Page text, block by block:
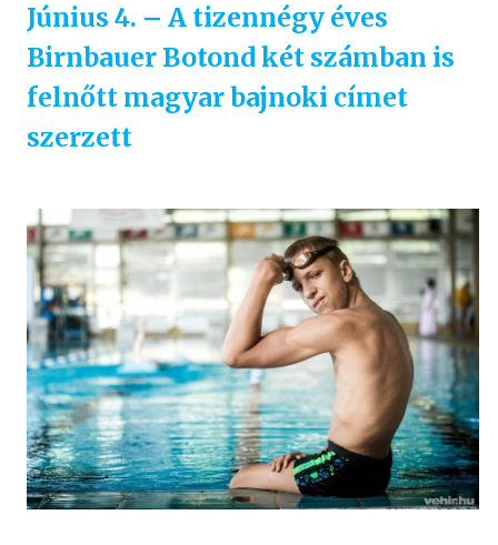
Június 4. – A tizennégy éves
Birnbauer Botond két számban is
felnőtt magyar bajnoki címet
szerzett